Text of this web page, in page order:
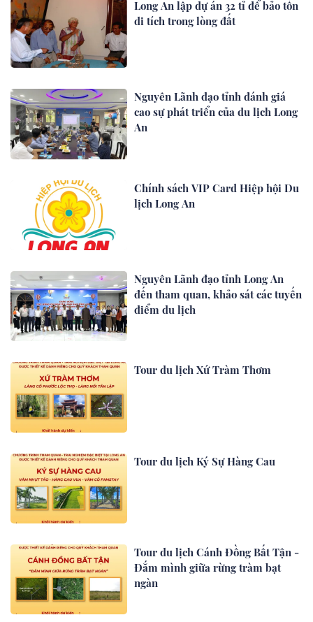
Long An lập dự án 32 tỉ để bảo tồn
di tích trong lòng đất
Nguyên Lãnh đạo tỉnh đánh giá
cao sự phát triển của du lịch Long
An
Chính sách VIP Card Hiệp hội Du
lịch Long An
Nguyên Lãnh đạo tỉnh Long An
đến tham quan, khảo sát các tuyến
điểm du lịch
Tour du lịch Xứ Tràm Thơm
Tour du lịch Ký Sự Hàng Cau
Tour du lịch Cánh Đồng Bất Tận -
Đắm mình giữa rừng tràm bạt
ngàn